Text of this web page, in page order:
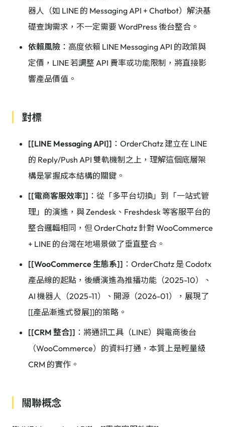
器人（如 LINE 的 Messaging API + Chatbot）解決基
礎查詢需求，不一定需要 WordPress 後台整合。
依賴風險 ：高度依賴 LINE Messaging API 的政策與
定價，LINE 若調整 API 費率或功能限制，將直接影
響產品價值。
對標
[[LINE Messaging API]] ：OrderChatz 建立在 LINE
的 Reply/Push API 雙軌機制之上，理解這個底層架
構是掌握成本結構的關鍵。
[[電商客服效率]] ：從「多平台切換」到「一站式管
理」的演進，與 Zendesk、Freshdesk 等客服平台的
整合邏輯相同，但 OrderChatz 針對 WooCommerce
+ LINE 的台灣在地場景做了垂直整合。
[[WooCommerce 生態系]] ：OrderChatz 是 Codotx
產品線的起點，後續演進為推播功能（2025-10）、
AI 機器人（2025-11）、開源（2026-01），展現了
[[產品漸進式發展]]的策略。
[[CRM 整合]] ：將通訊工具（LINE）與電商後台
（WooCommerce）的資料打通，本質上是輕量級
CRM 的實作。
關聯概念